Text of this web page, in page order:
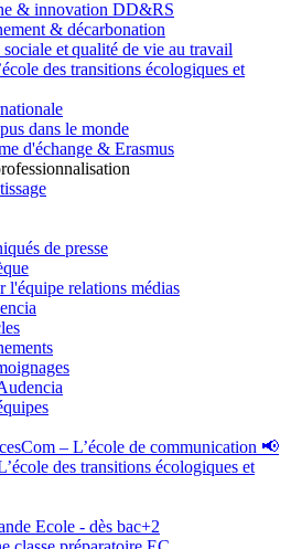
& innovation DD&RS
& décarbonation
et qualité de vie au travail
des transitions écologiques et
dans le monde
d'échange & Erasmus
de presse
l'équipe relations médias
– L’école de communication 📢
des transitions écologiques et
Ecole - dès bac+2